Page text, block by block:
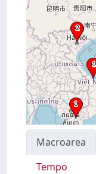
Macroarea
Tempo